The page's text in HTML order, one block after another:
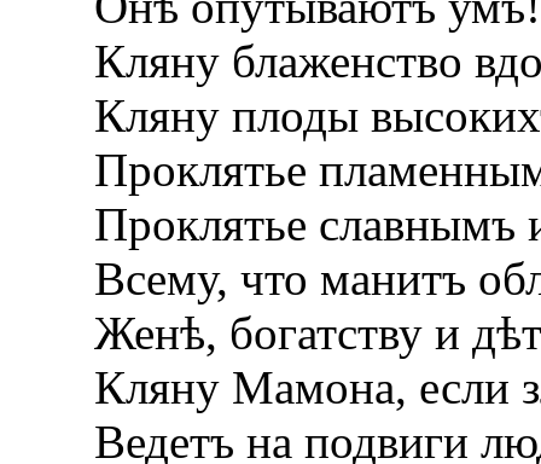
Кляну блаженство
Кляну плоды
Проклятье
Проклятье славнымъ
Всему, что манитъ
Женѣ, богатству и
Кляну Мамона, если
Ведетъ на подвиги